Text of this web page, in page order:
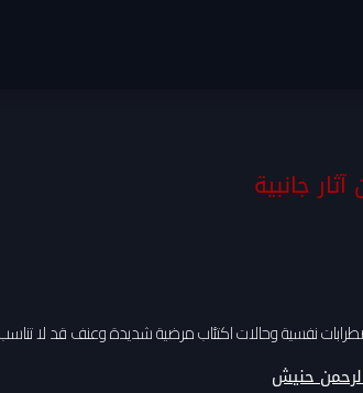
نفسية وحالات اكتئاب مرضية شديدة وعنف قد لا
حنيش